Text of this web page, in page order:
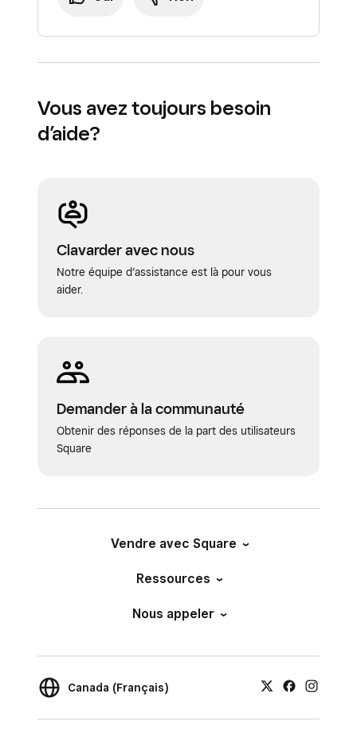
Vous avez toujours besoin
d’aide?
Clavarder avec nous
Notre équipe d’assistance est là pour vous
aider.
Demander à la communauté
Obtenir des réponses de la part des utilisateurs
Square
Vendre avec Square
Ressources
Nous appeler
Canada (Français)